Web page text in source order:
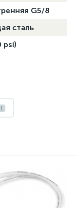
G5/8
сталь
psi)
1